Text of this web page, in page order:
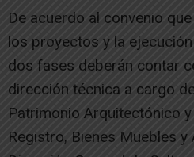
De acuerdo al convenio
los proyectos y la
dos fases deberán contar
dirección técnica a cargo
Patrimonio Arquitectónico
Registro, Bienes Muebles y